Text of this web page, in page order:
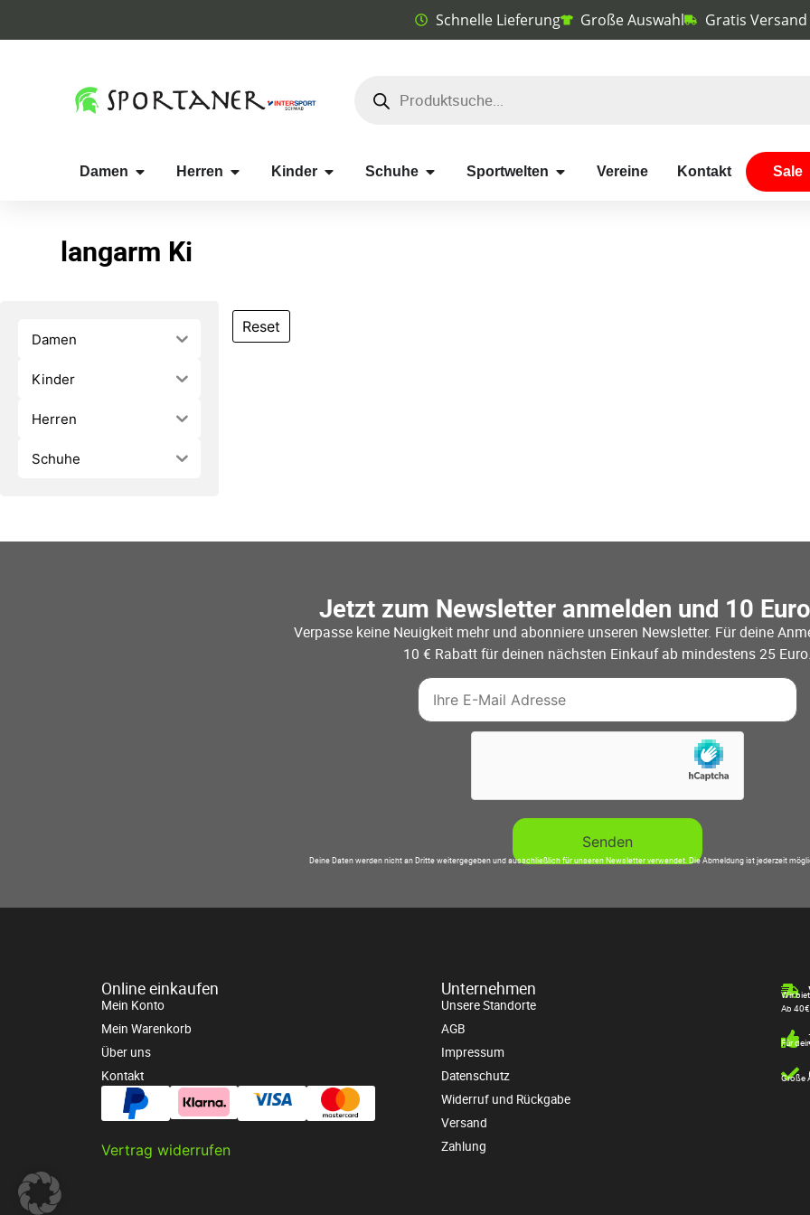
Schnelle Lieferung Große Auswahl Gratis
Damen Herren Kinder Schuhe Sportwelten Vereine Kontakt Sale
langarm Ki
Damen
Kinder
Herren
Schuhe
Reset
Jetzt zum Newsletter anmelden und 10
Verpasse keine Neuigkeit mehr und abonniere unseren Newsletter. Für deine
10 € Rabatt für deinen nächsten Einkauf ab mindestens 25 Euro.
Deine Daten werden nicht an Dritte weitergegeben und ausschließlich für unseren Newsletter verwendet. Die Abmeldung ist jederzeit
Online einkaufen
Mein Konto
Mein Warenkorb
Über uns
Kontakt
Vertrag widerrufen
Unternehmen
Unsere Standorte
AGB
Impressum
Datenschutz
Widerruf und Rückgabe
Versand
Zahlung
Wir
Ab
Für
Große